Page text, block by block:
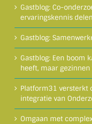
Gastblog: Co-
ervaringskennis delen
Gastblog:
Gastblog: Een boom
heeft, maar gezinnen
Platform31 versterkt
integratie van
Omgaan met